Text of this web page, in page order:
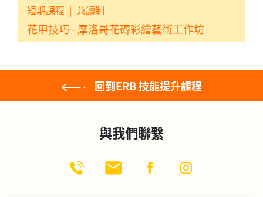
短期課程 | 兼讀制
花甲技巧 - 摩洛哥花磚彩繪藝術工作坊
回到ERB 技能提升課程
與我們聯繫